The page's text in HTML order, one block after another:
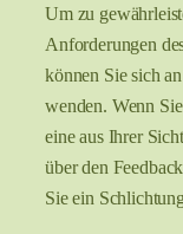
Um zu
Anforderungen
können Sie sich
wenden. Wenn
eine aus Ihrer
über den
Sie ein